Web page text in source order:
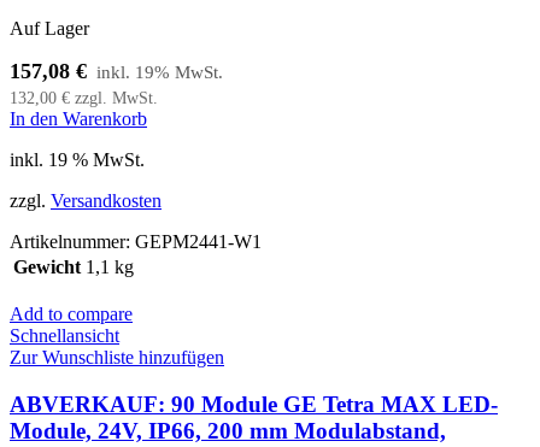
Auf Lager
157,08 €
132,00 € zzgl. MwSt.
In den Warenkorb
inkl. 19 % MwSt.
zzgl. Versandkosten
Artikelnummer: GEPM2441-W1
Gewicht 1,1 kg
Add to compare
Schnellansicht
Zur Wunschliste hinzufügen
ABVERKAUF: 90 Module GE Tetra MAX LED-
Module, 24V, IP66, 200 mm Modulabstand,